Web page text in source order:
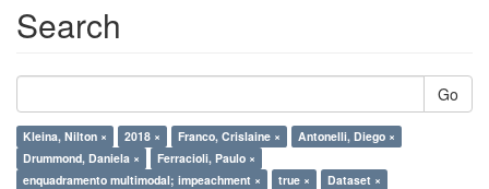
Search
Go
Kleina, Nilton × 2018 × Franco, Crislaine ×
Antonelli, Diego ×
Drummond, Daniela ×
Ferracioli, Paulo ×
enquadramento multimodal; impeachment ×
true × Dataset ×